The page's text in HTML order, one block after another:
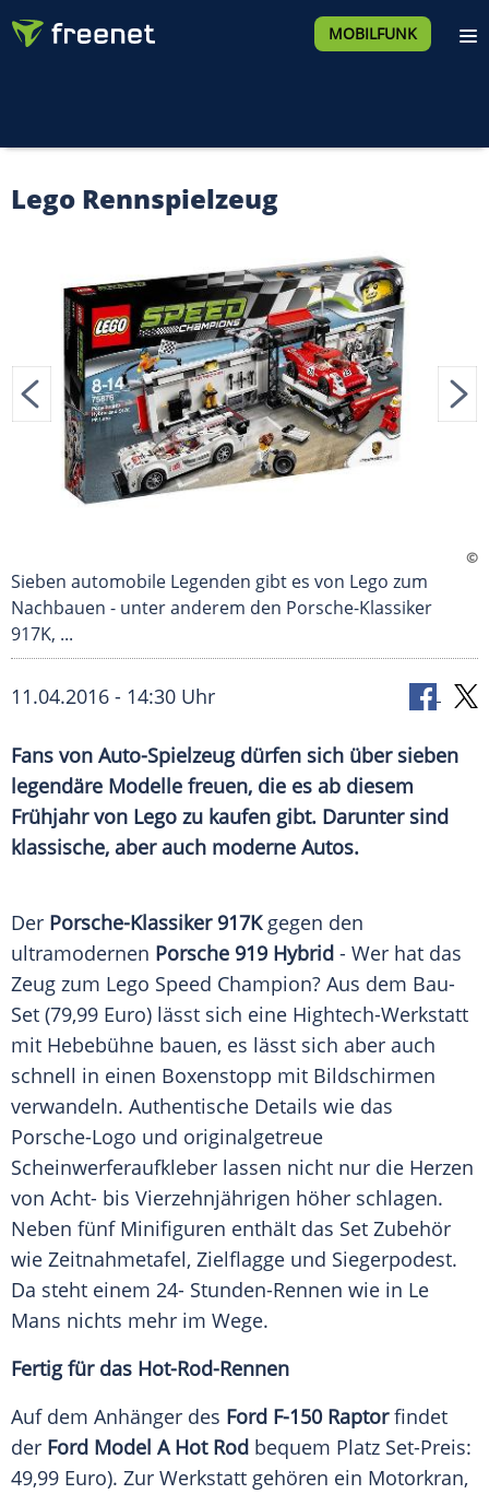
MOBILFUNK
Lego Rennspielzeug
©
Sieben automobile Legenden gibt es von Lego zum
Nachbauen - unter anderem den Porsche-Klassiker
917K, ...
11.04.2016 - 14:30 Uhr
Fans von Auto-Spielzeug dürfen sich über sieben
legendäre Modelle freuen, die es ab diesem
Frühjahr von Lego zu kaufen gibt. Darunter sind
klassische, aber auch moderne Autos.
Der Porsche-Klassiker 917Kgegen den
ultramodernen Porsche 919 Hybrid - Wer hat das
Zeug zum Lego Speed Champion? Aus dem Bau-
Set (79,99 Euro) lässt sich eine Hightech-Werkstatt
mit Hebebühne bauen, es lässt sich aber auch
schnell in einen Boxenstopp mit Bildschirmen
verwandeln. Authentische Details wie das
Porsche-Logo und originalgetreue
Scheinwerferaufkleber lassen nicht nur die Herzen
von Acht- bis Vierzehnjährigen höher schlagen.
Neben fünf Minifiguren enthält das Set Zubehör
wie Zeitnahmetafel, Zielflagge und Siegerpodest.
Da steht einem 24- Stunden-Rennen wie in Le
Mans nichts mehr im Wege.
Fertig für das Hot-Rod-Rennen
Auf dem Anhänger des Ford F-150 Raptorfindet
der Ford Model A Hot Rod bequem Platz Set-Preis:
49,99 Euro). Zur Werkstatt gehören ein Motorkran,